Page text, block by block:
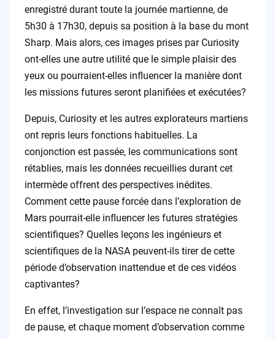
enregistré durant toute la journée martienne, de
5h30 à 17h30, depuis sa position à la base du mont
Sharp. Mais alors, ces images prises par Curiosity
ont-elles une autre utilité que le simple plaisir des
yeux ou pourraient-elles influencer la manière dont
les missions futures seront planifiées et exécutées?
Depuis, Curiosity et les autres explorateurs martiens
ont repris leurs fonctions habituelles. La
conjonction est passée, les communications sont
rétablies, mais les données recueillies durant cet
intermède offrent des perspectives inédites.
Comment cette pause forcée dans l’exploration de
Mars pourrait-elle influencer les futures stratégies
scientifiques? Quelles leçons les ingénieurs et
scientifiques de la NASA peuvent-ils tirer de cette
période d’observation inattendue et de ces vidéos
captivantes?
En effet, l’investigation sur l’espace ne connaît pas
de pause, et chaque moment d’observation comme